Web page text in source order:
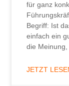
für ganz
Begriff: Ist
einfach ein
die
JETZT